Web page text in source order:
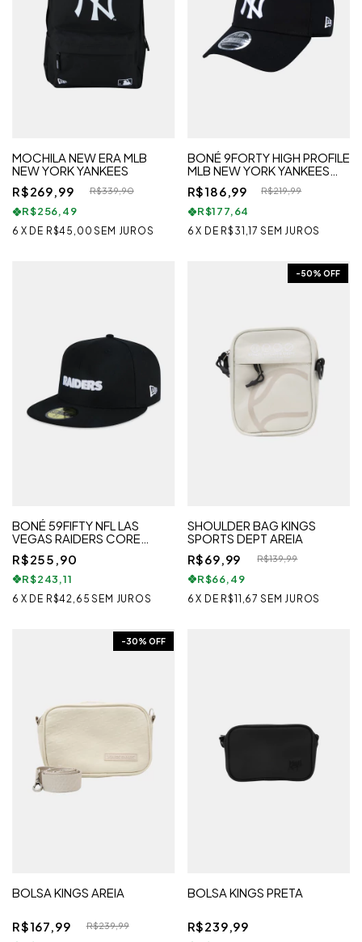
MOCHILA NEW ERA MLB
NEW YORK YANKEES
R$269,99
R$339,90
R$256,49
6 X DE R$45,00 SEM JUROS
BONÉ 9FORTY HIGH PROFILE
MLB NEW YORK YANKEES
FECHO SNAPBACK
R$186,99 R$219,99
R$177,64
6 X DE R$31,17 SEM JUROS
BONÉ 59FIFTY NFL LAS
VEGAS RAIDERS CORE
ESSENTIALS STYLE
R$255,90
R$243,11
6 X DE R$42,65 SEM JUROS
-50% OFF
SHOULDER BAG KINGS
SPORTS DEPT AREIA
R$69,99
R$139,99
R$66,49
6 X DE R$11,67 SEM JUROS
-30% OFF
BOLSA KINGS AREIA
R$167,99 R$239,99
BOLSA KINGS PRETA
R$239,99